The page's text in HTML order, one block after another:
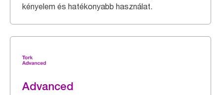
kényelem és hatékonyabb használat.
Advanced